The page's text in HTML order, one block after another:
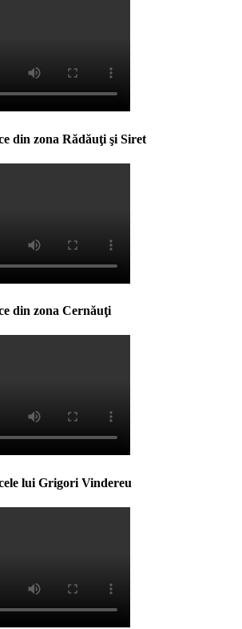
din zona Rădăuţi şi Siret
din zona Cernăuţi
lui Grigori Vindereu